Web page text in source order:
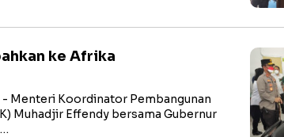
ke Afrika
- Menteri Koordinator Pembangunan
Muhadjir Effendy bersama Gubernur